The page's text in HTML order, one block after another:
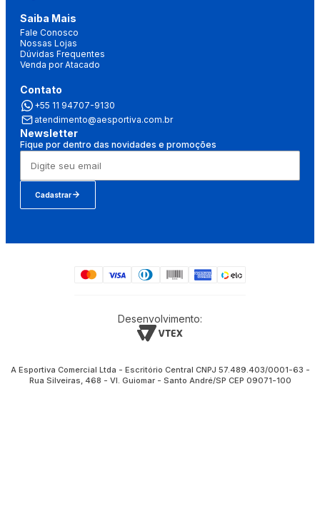
Saiba Mais
Fale Conosco
Nossas Lojas
Dúvidas Frequentes
Venda por Atacado
Contato
+55 11 94707-9130
atendimento@aesportiva.com.br
Newsletter
Fique por dentro das novidades e promoções
Cadastrar
Desenvolvimento:
A Esportiva Comercial Ltda - Escritório Central CNPJ 57.489.403/0001-63 -
Rua Silveiras, 468 - Vl. Guiomar - Santo André/SP CEP 09071-100